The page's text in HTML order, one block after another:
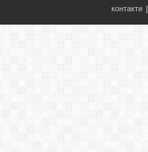
контакти